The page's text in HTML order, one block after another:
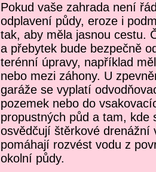
Pokud vaše zahrada není
odplavení půdy, eroze i
tak, aby měla jasnou cestu.
a přebytek bude bezpečně
terénní úpravy, například
nebo mezi záhony. U
garáže se vyplatí
pozemek nebo do
propustných půd a tam, kde
osvědčují štěrkové drenážní
pomáhají rozvést vodu z
okolní půdy.